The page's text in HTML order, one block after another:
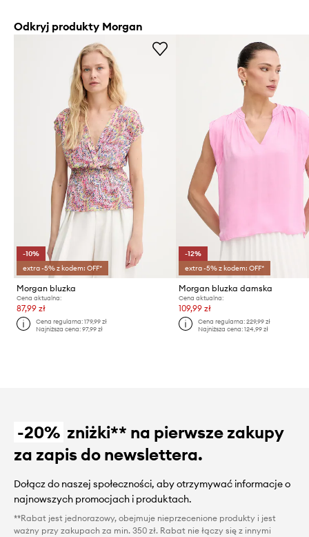
Odkryj produkty Morgan
-10%
extra -5% z kodem: OFF*
Morgan bluzka
Cena aktualna:
87,99 zł
Cena regularna:179,99 zł
Najniższa cena:97,99 zł
-12%
extra -5% z kodem: OFF*
Morgan bluzka damska
Cena aktualna:
109,99 zł
Cena regularna: 229,99 zł
Najniższa cena: 124,99 zł
-20% zniżki** na pierwsze zakupy
za zapis do newslettera.
Dołącz do naszej społeczności, aby otrzymywać informacje o
najnowszych promocjach i produktach.
**Rabat jest jednorazowy, obejmuje nieprzecenione produkty i jest
ważny przy zakupach za min. 350 zł. Rabat nie łączy się z innymi